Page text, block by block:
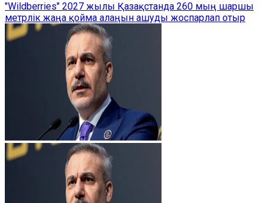
"Wildberries" 2027 жылы Қазақстанда 260 мың шаршы
метрлік жаңа қойма алаңын ашуды жоспарлап отыр